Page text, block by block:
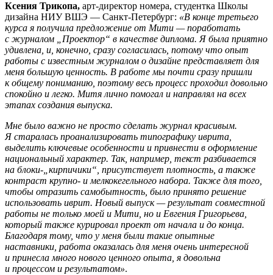
Ксения Трикопа, арт-директор номера, студентка Школы
дизайна НИУ ВШЭ — Санкт-Петербург: «В конце третьего
курса я получила предложение от Мити — поработать
с журналом „Проектор“ в качестве диплома. Я была приятно
удивлена, и, конечно, сразу согласилась, потому что опыт
работы с известным журналом о дизайне представляет для
меня большую ценность. В работе мы почти сразу пришли
к общему пониманию, поэтому весь процесс проходил довольно
спокойно и легко. Митя лично помогал и направлял на всех
этапах создания выпуска.
Мне было важно не просто сделать журнал красивым.
Я старалась проанализировать типографику иврита,
выделить ключевые особенности и привнести в оформление
национальный характер. Так, например, текст разбивается
на блоки-„кирпичики“, присутствует плотность, а также
контраст крупно- и мелкокегельного набора. Также для того,
чтобы отразить самобытность, было принято решение
использовать иврит. Новый выпуск — результат совместной
работы не только моей и Мити, но и Евгения Григорьева,
который также курировал проект от начала и до конца.
Благодаря тому, что у меня были такие опытные
наставники, работа оказалась для меня очень интересной
и принесла много нового ценного опыта, я довольна
и процессом и результатом».